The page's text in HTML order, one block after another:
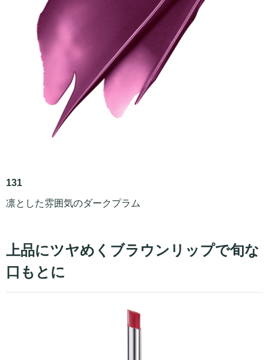
131
凛とした雰囲気のダークプラム
上品にツヤめくブラウンリップで旬な
口もとに